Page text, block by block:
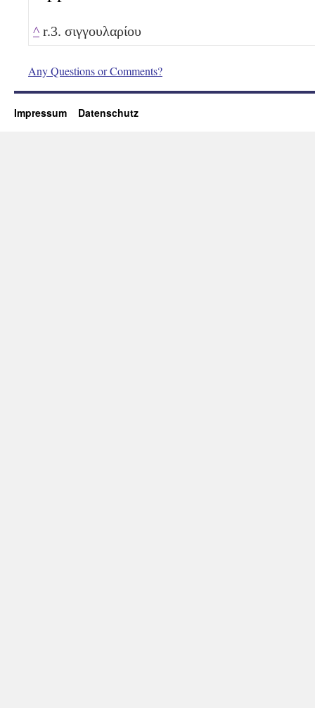
^ r.3. σιγγουλαρίου
Any Questions or Comments?
Impressum Datenschutz